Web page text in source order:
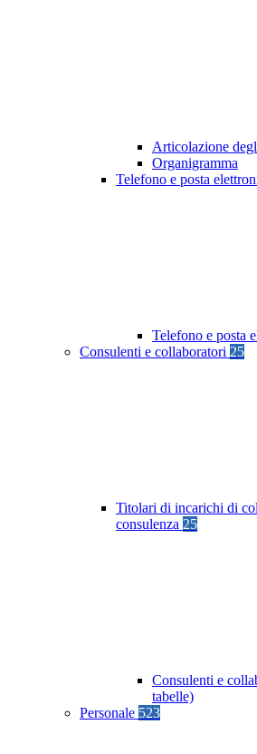
Articolazione
Organigramma
Telefono e posta
Telefono e posta
Consulenti e collaboratori 25
Titolari di incarichi di
consulenza 25
Consulenti e
tabelle)
Personale 523